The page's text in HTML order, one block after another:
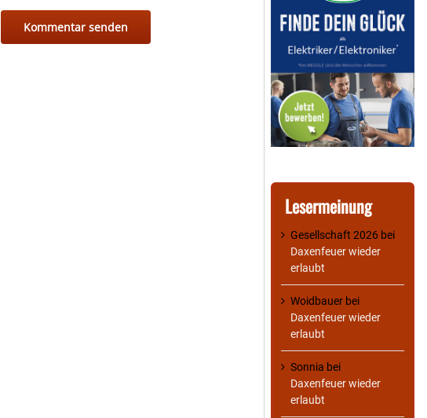
Lesermeinung
Gesellschaft 2026 bei
Daxenfeuer wieder
erlaubt
Woidbauer bei
Daxenfeuer wieder
erlaubt
Sonnia bei
Daxenfeuer wieder
erlaubt